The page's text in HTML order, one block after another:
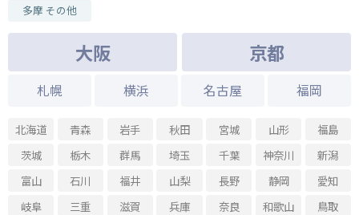
多摩 その他
大阪 京都
札幌 横浜 名古屋 福岡
北海道 青森 岩手 秋田 宮城 山形
福島
茨城
栃木 群馬 埼玉 千葉 神奈川
新潟
富山
石川 福井 山梨 長野 静岡
愛知
岐阜
三重 滋賀 兵庫 奈良 和歌山
鳥取